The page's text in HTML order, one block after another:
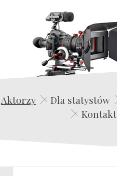
Aktorzy Dla statystów
Kontakt